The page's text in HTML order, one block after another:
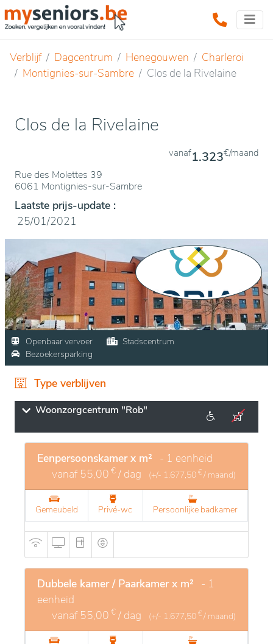
Verblijf Dagcentrum Henegouwen
Charleroi
Montignies-sur-Sambre
Clos de la Rivelaine
Clos de la Rivelaine
Rue des Molettes 39
6061 Montignies-sur-Sambre
vanaf1.323€/maand
Laatste prijs-update :
25/01/2021
Openbaar vervoer
Stadscentrum
Bezoekersparking
Type verblijven
Woonzorgcentrum "Rob"
Eenpersoonskamer x m² - 1 eenheid
vanaf 55,00 € / dag (+/- 1.677,50 € / maand)
Gemeubeld Privé-wc Persoonlijke badkamer
Dubbele kamer / Paarkamer x m² - 1
eenheid
vanaf 55,00 € / dag (+/- 1.677,50 € / maand)